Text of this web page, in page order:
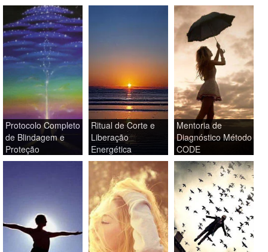
Protocolo Completo
de Blindagem e
Proteção
Ritual de Corte e
Liberação
Energética
Mentoria de
Diagnóstico Método
CODE